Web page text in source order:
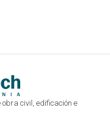
obra civil, edificación e